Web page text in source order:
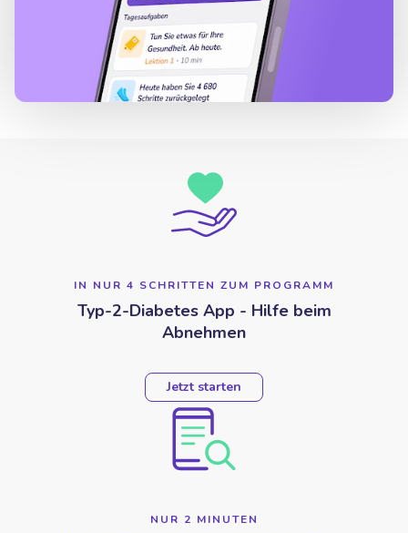
IN NUR 4 SCHRITTEN ZUM PROGRAMM
Typ-2-Diabetes App - Hilfe beim
Abnehmen
Jetzt starten
NUR 2 MINUTEN